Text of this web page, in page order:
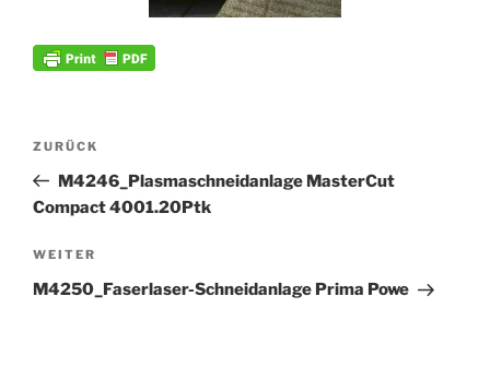
Beitrags-
Vorheriger
Beitrag
ZURÜCK
M4246_Plasmaschneidanlage MasterCut
Compact 4001.20Ptk
Nächster
Beitrag
WEITER
M4250_Faserlaser-Schneidanlage Prima Powe